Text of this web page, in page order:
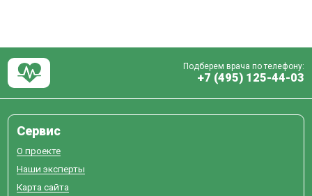
Подберем врача по телефону:
+7 (495) 125-44-03
Сервис
О проекте
Наши эксперты
Карта сайта